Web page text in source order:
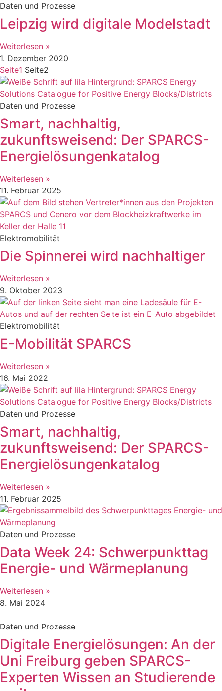
Daten und Prozesse
Leipzig wird digitale Modelstadt
Weiterlesen »
1. Dezember 2020
Seite1 Seite2
Daten und Prozesse
Smart, nachhaltig,
zukunftsweisend: Der SPARCS-
Energielösungenkatalog
Weiterlesen »
11. Februar 2025
Elektromobilität
Die Spinnerei wird nachhaltiger
Weiterlesen »
9. Oktober 2023
Elektromobilität
E-Mobilität SPARCS
Weiterlesen »
16. Mai 2022
Daten und Prozesse
Smart, nachhaltig,
zukunftsweisend: Der SPARCS-
Energielösungenkatalog
Weiterlesen »
11. Februar 2025
Daten und Prozesse
Data Week 24: Schwerpunkttag
Energie- und Wärmeplanung
Weiterlesen »
8. Mai 2024
Daten und Prozesse
Digitale Energielösungen: An der
Uni Freiburg geben SPARCS-
Experten Wissen an Studierende